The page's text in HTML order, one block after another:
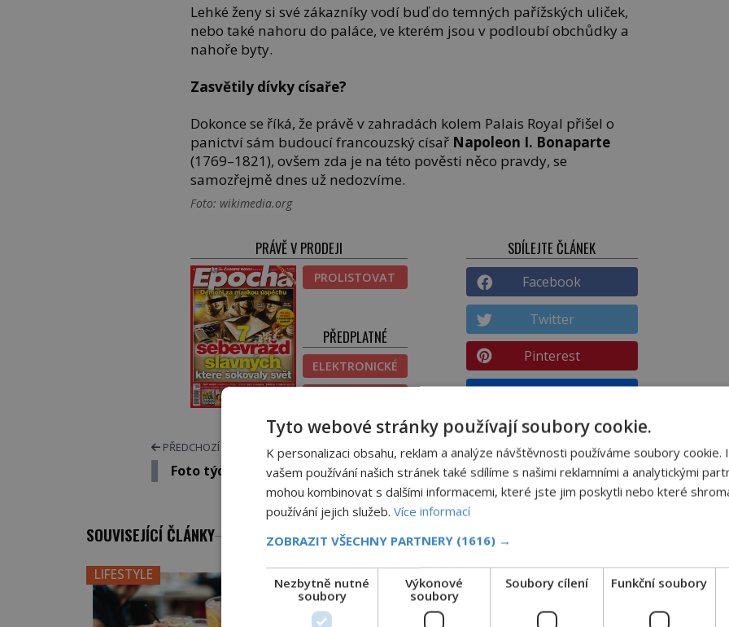
Lehké ženy si své zákazníky vodí buď do temných pařížských uliček,
nebo také nahoru do paláce, ve kterém jsou v podloubí obchůdky a
nahoře byty.
Zasvětily dívky císaře?
Dokonce se říká, že právě v zahradách kolem Palais Royal přišel o
panictví sám budoucí francouzský císař Napoleon I. Bonaparte
(1769–1821), ovšem zda je na této pověsti něco pravdy, se
samozřejmě dnes už nedozvíme.
Foto: wikimedia.org
PRÁVĚ V PRODEJI
PROLISTOVAT
PŘEDPLATNÉ
ELEKTRONICKÉ
SDÍLEJTE ČLÁNEK
Facebook
Twitter
Pinterest
PŘEDCHOZÍ ČLÁNEK
Foto týdne: Těžký život kočky
DALŠÍ ČLÁNEK
Proč Masaryka málem vyhodili ze
školy?
SOUVISEJÍCÍ ČLÁNKY
LIFESTYLE Nápoj, která chutná po seně. Jak
znechucený Američan vymyslel brčko
Tyto webové stránky používají soubory cookie.
K personalizaci obsahu, reklam a analýze návštěvnosti používáme soubory cookie.
vašem používání našich stránek také sdílíme s našimi reklamními a analytickými
mohou kombinovat s dalšími informacemi, které jste jim poskytli nebo které
používání jejich služeb. Více informací
ZOBRAZIT VŠECHNY PARTNERY (1616) →
Nezbytně nutné
soubory
Výkonové
soubory
Soubory cílení Funkční soubory